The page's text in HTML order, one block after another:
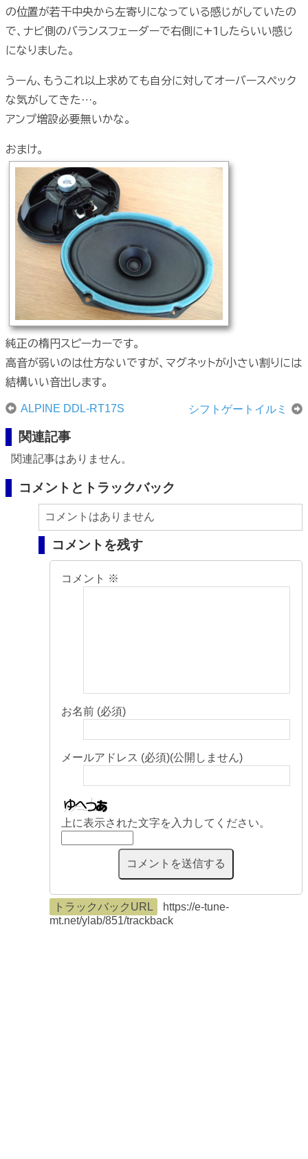
の位置が若干中央から左寄りになっている感じがしていたの
で、ナビ側のバランスフェーダーで右側に+1したらいい感じ
になりました。
うーん、もうこれ以上求めても自分に対してオーバースペック
な気がしてきた…。
アンプ増設必要無いかな。
おまけ。
純正の楕円スピーカーです。
高音が弱いのは仕方ないですが、マグネットが小さい割りには
結構いい音出します。
ALPINE DDL-RT17S シフトゲートイルミ
関連記事
関連記事はありません。
コメントとトラックバック
コメントはありません
コメントを残す
コメント ※
お名前 (必須)
メールアドレス (必須)(公開しません)
上に表示された文字を入力してください。
トラックバックURL
https://e-tune-
mt.net/ylab/851/trackback